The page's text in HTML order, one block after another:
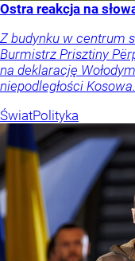
Ostra reakcja na
Z budynku w centrum
Burmistrz Prisztiny
na deklarację
niepodległości Kosowa.
ŚwiatPolityka